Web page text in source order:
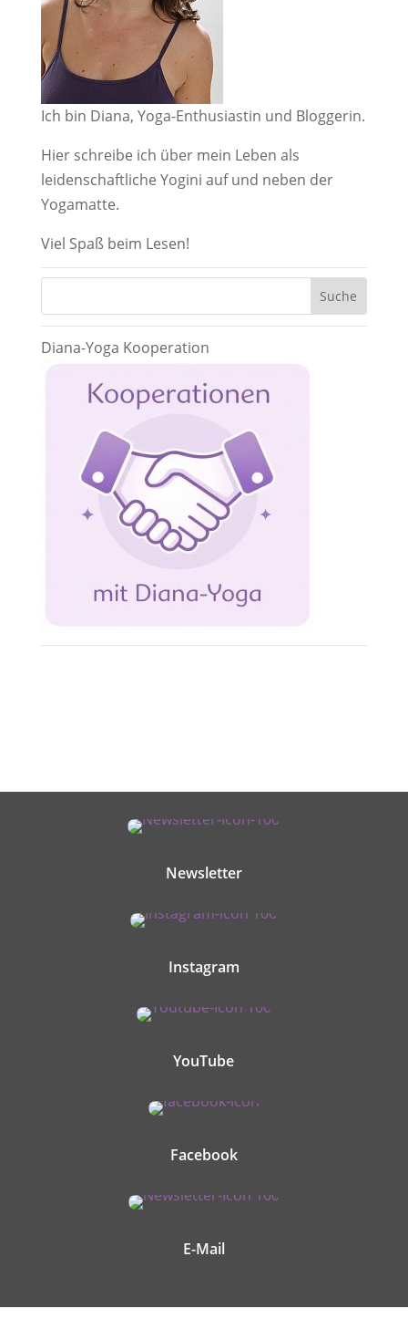
Ich bin Diana, Yoga-Enthusiastin und Bloggerin.
Hier schreibe ich über mein Leben als
leidenschaftliche Yogini auf und neben der
Yogamatte.
Viel Spaß beim Lesen!
Diana-Yoga Kooperation
Newsletter
Instagram
YouTube
Facebook
E-Mail